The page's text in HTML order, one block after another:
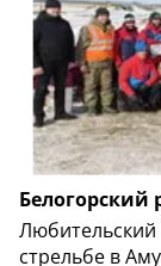
Белогорский
стрельбе в